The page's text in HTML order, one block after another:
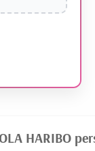
HARIBO